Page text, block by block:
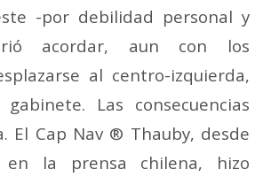
-por debilidad personal y
acordar, aun con los
al centro-izquierda,
Las consecuencias
El Cap Nav ® Thauby, desde
en la prensa chilena, hizo